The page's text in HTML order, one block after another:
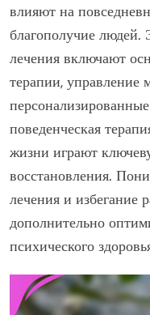
влияют на
благополучие людей.
лечения включают
терапии, управление
поведенческая
жизни играют
восстановления.
лечения и избегание
дополнительно
психического